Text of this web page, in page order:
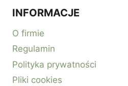
INFORMACJE
O firmie
Regulamin
Polityka prywatności
Pliki cookies